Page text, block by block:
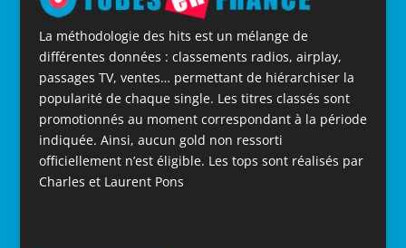
La méthodologie des hits est un mélange de
différentes données : classements radios, airplay,
passages TV, ventes… permettant de hiérarchiser la
popularité de chaque single. Les titres classés sont
promotionnés au moment correspondant à la période
indiquée. Ainsi, aucun gold non ressorti
officiellement n’est éligible. Les tops sont réalisés par
Charles et Laurent Pons